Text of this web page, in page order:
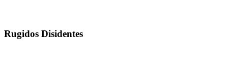
Rugidos Disidentes